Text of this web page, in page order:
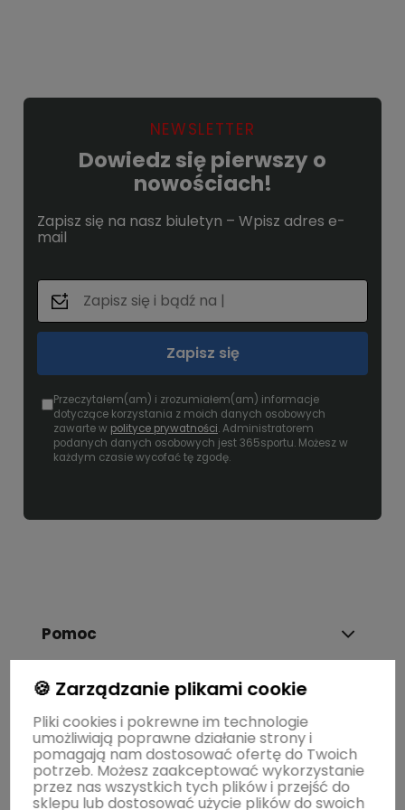
NEWSLETTER
Dowiedz się pierwszy o
nowościach!
Zapisz się na nasz biuletyn – Wpisz adres e-
mail
Zapisz się
Przeczytałem(am) i zrozumiałem(am) informacje
dotyczące korzystania z moich danych osobowych
zawarte w polityce prywatności. Administratorem
podanych danych osobowych jest 365sportu. Możesz w
każdym czasie wycofać tę zgodę.
Pomoc
Dostawa i płatność
Moje konto
🍪 Zarządzanie plikami cookie
Pliki cookies i pokrewne im technologie
umożliwiają poprawne działanie strony i
pomagają nam dostosować ofertę do Twoich
potrzeb. Możesz zaakceptować wykorzystanie
przez nas wszystkich tych plików i przejść do
sklepu lub dostosować użycie plików do swoich